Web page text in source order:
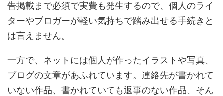
告掲載まで必須で実費も発生するので、個人のライ
ターやブロガーが軽い気持ちで踏み出せる手続きと
は言えません。
一方で、ネットには個人が作ったイラストや写真、
ブログの文章があふれています。連絡先が書かれて
いない作品、書かれていても返事のない作品、そん